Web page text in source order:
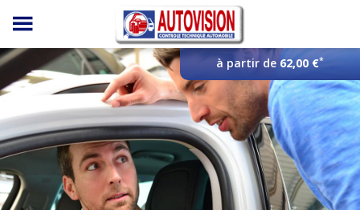
Panneau de gestion des cookies
à partir de62,00 €*